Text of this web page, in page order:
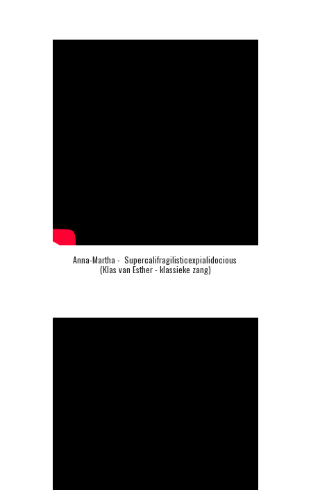
Anna-Martha -  Supercalifragilisticexpialidocious
(Klas van Esther - klassieke zang)